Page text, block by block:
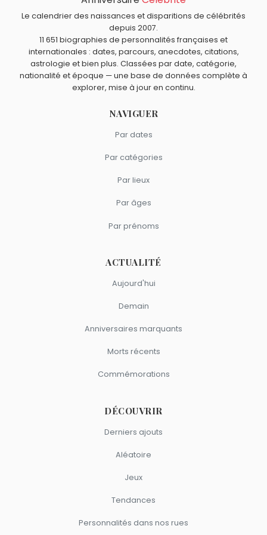
comme Pete Postlethwaite.
Joanna Lumley,Timothy Dalton
RamplingetDavid Suchetsont nés en 1946.
Quels acteurs britanniques sont du signe Verseau
comme Pete Postlethwaite ?
Christian Bale,Freddie Highmore,Charlie Heaton,Bonnie
WrightetJohn Hurtsont du signe Verseau.
Le calendrier des naissances et disparitions de célébrités
depuis 2007.
11 651 biographies de personnalités françaises et
internationales : dates, parcours, anecdotes, citations,
astrologie et bien plus. Classées par date, catégorie,
nationalité et époque — une base de données complète à
explorer, mise à jour en continu.
NAVIGUER
Par dates
Par catégories
Par lieux
Par âges
Par prénoms
ACTUALITÉ
Aujourd'hui
Demain
Anniversaires marquants
Morts récents
Commémorations
DÉCOUVRIR
Derniers ajouts
Aléatoire
Jeux
Tendances
Personnalités dans nos rues